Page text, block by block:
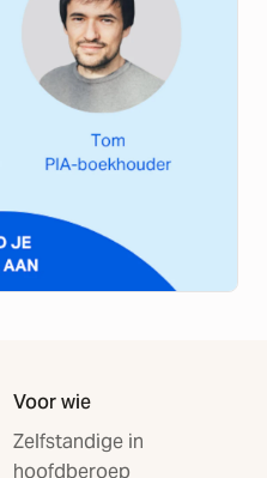
Voor wie
Zelfstandige in
hoofdberoep